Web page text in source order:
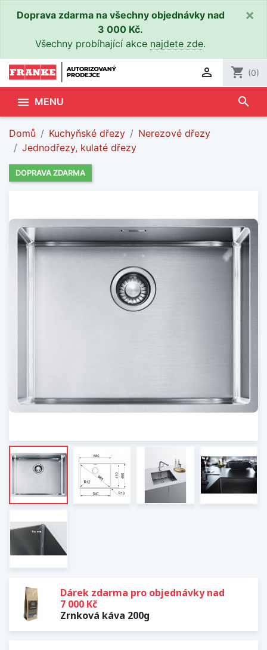
Doprava zdarma na všechny objednávky nad
3 000 Kč.
Všechny probíhající akce najdete zde.
×
 shopping_cart (0)
 MENU search
Domů Kuchyňské dřezy
Nerezové dřezy
Jednodřezy, kulaté dřezy
DOPRAVA ZDARMA
Dárek zdarma pro objednávky nad
7 000 Kč
Zrnková káva 200g